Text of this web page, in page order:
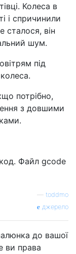
Колеса в
і спричинили
сталося, він
шум.
під
потрібно,
з довшими
Файл gcode
toddmo
джерело
до вашої
ви права